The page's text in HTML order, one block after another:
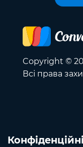
Copyright ©
Всі права